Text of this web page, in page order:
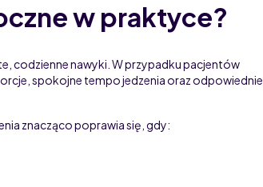
w praktyce?
codzienne nawyki. W przypadku pacjentów
spokojne tempo jedzenia oraz odpowiednie
znacząco poprawia się, gdy: